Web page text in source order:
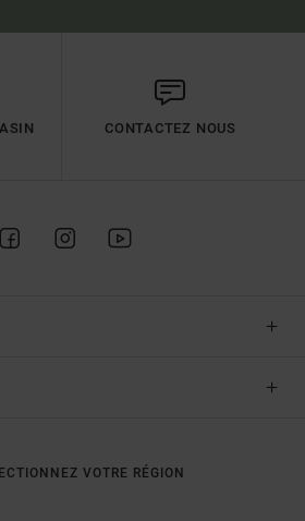
CONTACTEZ NOUS
VOTRE RÉGION